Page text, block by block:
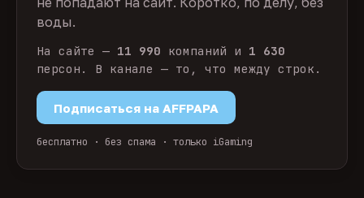
воды.
На сайте — 11 990 компаний и 1 630
персон. В канале — то, что между строк.
Подписаться на AFFPAPA
бесплатно · без спама · только iGaming